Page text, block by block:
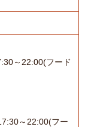
～22:00(フード
～22:00(フー